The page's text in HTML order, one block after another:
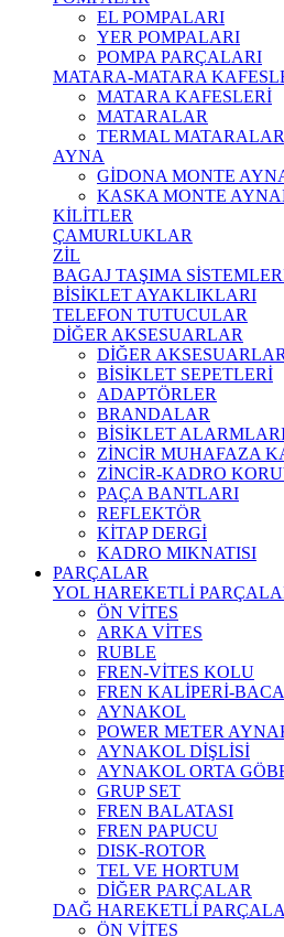
EL POMPALARI
YER POMPALARI
POMPA PARÇALARI
MATARA-MATARA
MATARA KAFESLERİ
MATARALAR
TERMAL MATARALAR
AYNA
GİDONA MONTE
KASKA MONTE
KİLİTLER
ÇAMURLUKLAR
ZİL
BAGAJ TAŞIMA
BİSİKLET AYAKLIKLARI
TELEFON TUTUCULAR
DİĞER AKSESUARLAR
DİĞER AKSESUARLAR
BİSİKLET SEPETLERİ
ADAPTÖRLER
BRANDALAR
BİSİKLET
ZİNCİR MUHAFAZA
ZİNCİR-KADRO
PAÇA BANTLARI
REFLEKTÖR
KİTAP DERGİ
KADRO MIKNATISI
PARÇALAR
YOL HAREKETLİ
ÖN VİTES
ARKA VİTES
RUBLE
FREN-VİTES KOLU
FREN KALİPERİ-
AYNAKOL
POWER METER
AYNAKOL DİŞLİSİ
AYNAKOL ORTA
GRUP SET
FREN BALATASI
FREN PAPUCU
DISK-ROTOR
TEL VE HORTUM
DİĞER PARÇALAR
DAĞ HAREKETLİ
ÖN VİTES